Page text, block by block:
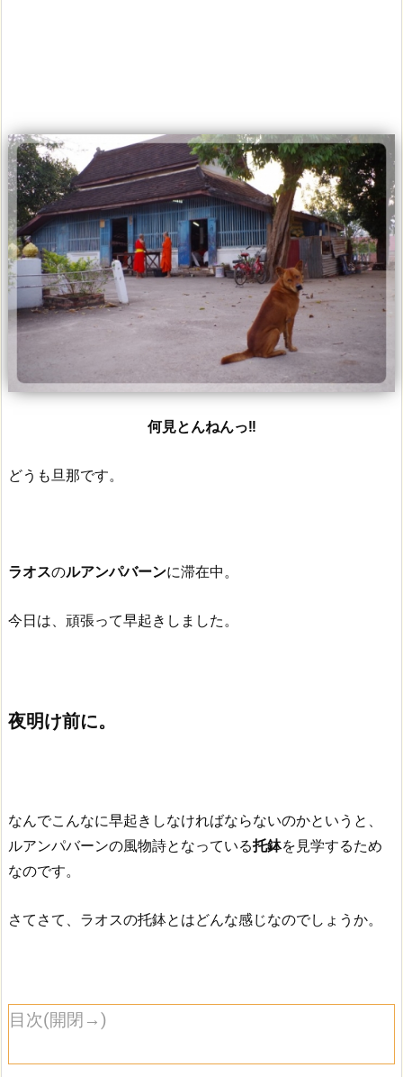
何見とんねんっ!!
どうも旦那です。
ラオスのルアンパバーンに滞在中。
今日は、頑張って早起きしました。
夜明け前に。
なんでこんなに早起きしなければならないのかというと、
ルアンパバーンの風物詩となっている托鉢を見学するため
なのです。
さてさて、ラオスの托鉢とはどんな感じなのでしょうか。
目次(開閉→)